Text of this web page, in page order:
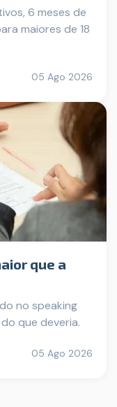
6 meses de
maiores de 18
05 Ago 2026
que a
no speaking
que deveria.
05 Ago 2026